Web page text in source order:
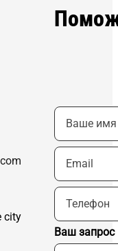
city
Ваш запрос